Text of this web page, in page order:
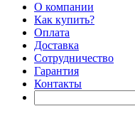
О компании
Как купить?
Оплата
Доставка
Сотрудничество
Гарантия
Контакты